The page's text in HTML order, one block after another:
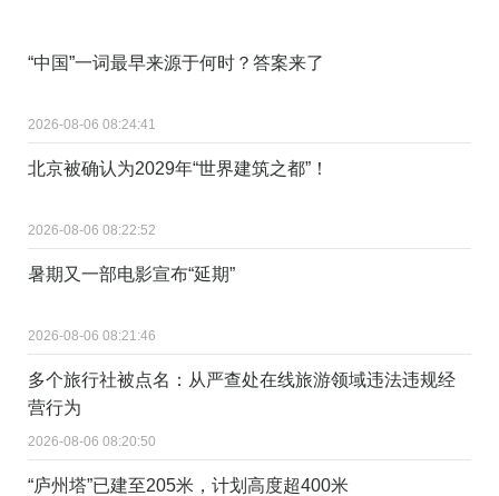
“中国”一词最早来源于何时？答案来了
2026-08-06 08:24:41
北京被确认为2029年“世界建筑之都”！
2026-08-06 08:22:52
暑期又一部电影宣布“延期”
2026-08-06 08:21:46
多个旅行社被点名：从严查处在线旅游领域违法违规经
营行为
2026-08-06 08:20:50
“庐州塔”已建至205米，计划高度超400米